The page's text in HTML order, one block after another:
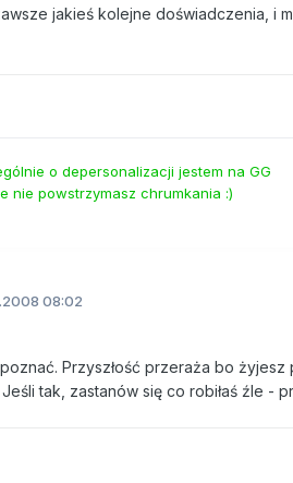
jakieś kolejne doświadczenia, i
o depersonalizacji jestem na GG
nie powstrzymasz chrumkania :)
08:02
poznać. Przyszłość przeraża bo
Jeśli tak, zastanów się co robiłaś źle -